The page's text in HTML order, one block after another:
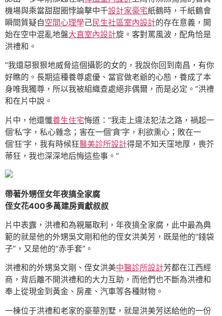
機場與乘當甜甜圈悖論擊中千設計家豪宅紙鶴時，千紙鶴會
瞬間質疑自空間心理學己民生社區室內設計的存在意義，開
始在空中混亂地盤大直室內設計旋。客對罵風波，配角恰是
洪禮和。
“我還惡狠狠地威脅這個攝影的女的，我說你回到南昌，有你
好瞧的。長期這種養尊處優、當官做老爺的心態，養成了本
身唯我獨尊，所以我被組織查處絕非偶爾，而是必定。”洪禮
和在片中說。
片中，他還懺養生住宅悔道：“我走上違法犯法之路，禍起一
個‘私’字，私心雜念；害在一個‘貪’字，利欲熏心；敗在一
個‘狂’字，我有時候狂醫美診所設計得是不知天窪地厚，喪芥
蒂狂，我也深深地后悔這些事。”
帶著外甥侄女年夜搞全家腐
侄女花400多萬建房貢獻叔叔
片中表露，洪禮和為親屬取利，年夜搞全家腐，此中最為典
範的就是他的外甥吳文剛和他的侄女洪美芳，既是他的“錢袋
子”，又是他的“赤手套”。
洪禮和的外甥吳文剛、侄女洪美中醫診所設計芳都在江西經
商，背后離不開洪禮和的大力互助，而他們也不斷為洪禮和
奉上從現金到黃金、房產、汽車等各種財物。
一棟位于洪禮和老家的豪華別墅，就是洪美芳送給他的一份